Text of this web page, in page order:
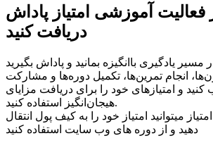
فعالیت آموزشی امتیاز پاداش
دریافت کنید
انجام تمرین‌ها، تکمیل دوره‌ها و مشارکت
و امتیازهای خود را برای دریافت مزایای
هیجان‌انگیز استفاده کنید.
میتوانید امتیاز خود را به کیف پول انتقال
دهید و از دوره های وب سایت استفاده کنید